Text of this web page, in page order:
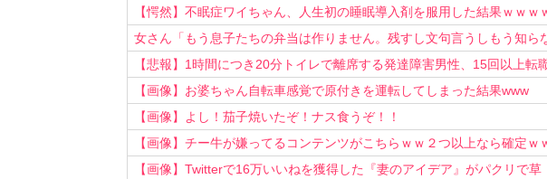
可愛すぎるwwwwwww
【愕然】不眠症ワイちゃん、人生初の睡眠導入剤を服用した結果ｗｗｗ
女さん「もう息子たちの弁当は作りません。残すし文句言うしもう知ら
い！」
【悲報】1時間につき20分トイレで離席する発達障害男性、15回以上転
を重ねてしまう
【画像】お婆ちゃん自転車感覚で原付きを運転してしまった結果www
【画像】よし！茄子焼いたぞ！ナス食うぞ！！
【画像】チー牛が嫌ってるコンテンツがこちらｗｗ２つ以上なら確定ｗ
【画像】Twitterで16万いいねを獲得した『妻のアイデア』がパクリで草